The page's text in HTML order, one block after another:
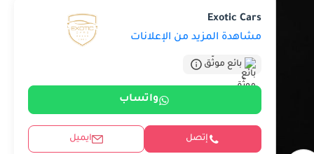
Exotic Cars
مشاهدة المزيد من الإعلانات
بائع موثّق
واتساب
إتصل ايميل